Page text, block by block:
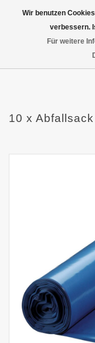
10 x
Wir benutzen
verbessern.
Für weitere